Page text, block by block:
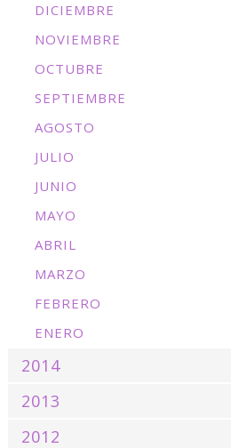
DICIEMBRE
NOVIEMBRE
OCTUBRE
SEPTIEMBRE
AGOSTO
JULIO
JUNIO
MAYO
ABRIL
MARZO
FEBRERO
ENERO
2014
2013
2012